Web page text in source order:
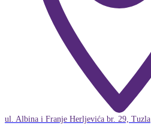
ul. Albina i Franje Herljevića br. 29, Tuzla